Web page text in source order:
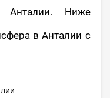
Анталии. Ниже
в Анталии с